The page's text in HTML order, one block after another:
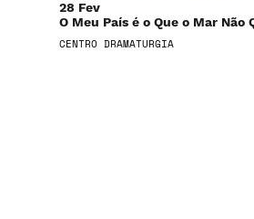
28 Fev
O Meu País é o Que o Mar Não
CENTRO DRAMATURGIA